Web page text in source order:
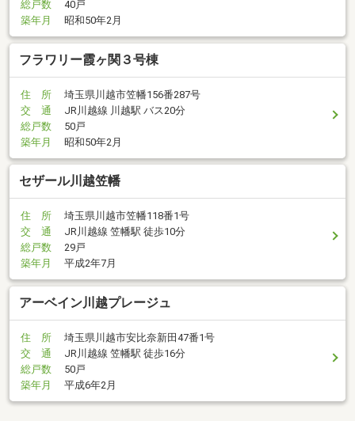
総戸数
40戸
築年月
昭和50年2月
フラワリー霞ヶ関３号棟
住 所
埼玉県川越市笠幡156番287号
交 通
JR川越線 川越駅 バス20分
総戸数
50戸
築年月
昭和50年2月
セザール川越笠幡
住 所
埼玉県川越市笠幡118番1号
交 通
JR川越線 笠幡駅 徒歩10分
総戸数
29戸
築年月
平成2年7月
アーベイン川越プレージュ
住 所
埼玉県川越市安比奈新田47番1号
交 通
JR川越線 笠幡駅 徒歩16分
総戸数
50戸
築年月
平成6年2月